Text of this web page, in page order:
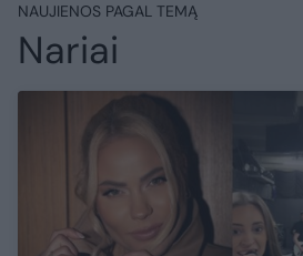
NAUJIENOS PAGAL TEMĄ
Nariai